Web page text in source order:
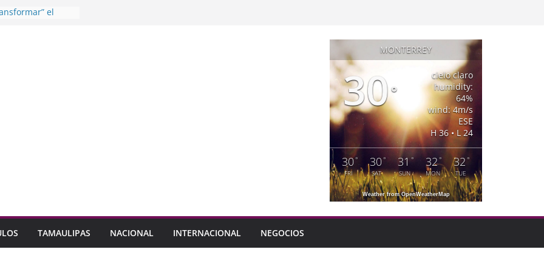
el
en Avenida
Segundo
celebración
MONTERREY
30°
cielo claro
humidity:
64%
wind: 4m/s
ESE
H 36 • L 24
30°
FRI
30°
SAT
31°
SUN
32°
MON
32 °
TUE
Weather from OpenWeatherMap
TAMAULIPAS NACIONAL INTERNACIONAL NEGOCIOS